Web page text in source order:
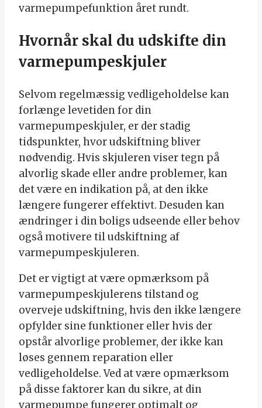
varmepumpefunktion året rundt.
Hvornår skal du udskifte din
varmepumpeskjuler
Selvom regelmæssig vedligeholdelse kan
forlænge levetiden for din
varmepumpeskjuler, er der stadig
tidspunkter, hvor udskiftning bliver
nødvendig. Hvis skjuleren viser tegn på
alvorlig skade eller andre problemer, kan
det være en indikation på, at den ikke
længere fungerer effektivt. Desuden kan
ændringer i din boligs udseende eller behov
også motivere til udskiftning af
varmepumpeskjuleren.
Det er vigtigt at være opmærksom på
varmepumpeskjulerens tilstand og
overveje udskiftning, hvis den ikke længere
opfylder sine funktioner eller hvis der
opstår alvorlige problemer, der ikke kan
løses gennem reparation eller
vedligeholdelse. Ved at være opmærksom
på disse faktorer kan du sikre, at din
varmepumpe fungerer optimalt og